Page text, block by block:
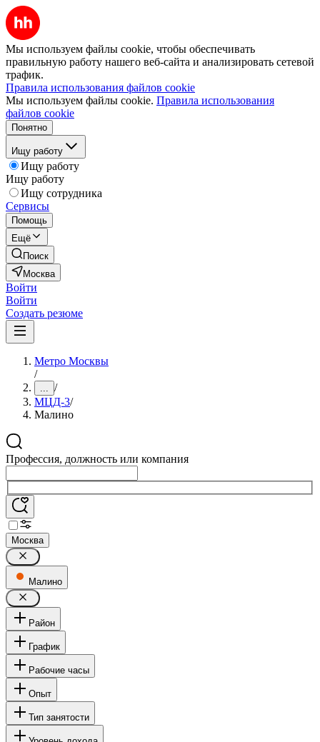
Мы используем файлы cookie, чтобы обеспечивать
правильную работу нашего веб-сайта и анализировать сетевой
трафик.
Правила использования файлов cookie
Мы используем файлы cookie. Правила использования
файлов cookie
Понятно
Ищу работу
Ищу работу
Ищу работу
Ищу сотрудника
Сервисы
Помощь
Ещё
Поиск
Москва
Войти
Войти
Создать резюме
Метро Москвы
/
... /
МЦД-3/
Малино
Профессия, должность или компания
Москва
Малино
Район
График
Рабочие часы
Опыт
Тип занятости